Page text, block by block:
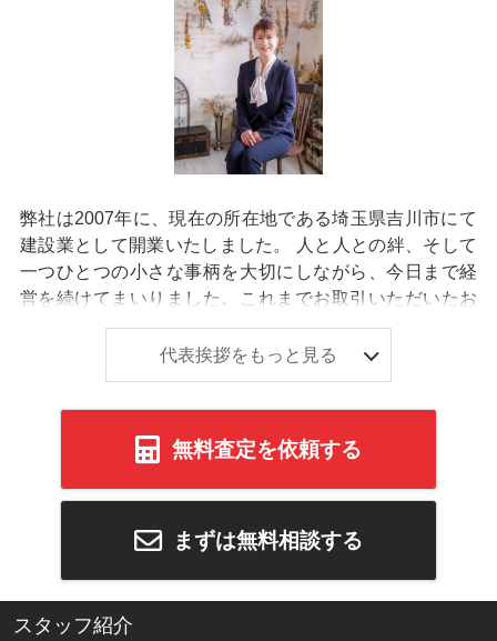
なご相談にも柔軟に対応いたします。 お客様から「任せ
て良かった！」と言っていただけることが、私たちにと
って何よりの喜びであり、仕事のやりがいです。 不動産
に関することなら、どんな些細なことでもお気軽にご相
談ください。 皆さまのご来店・お問い合わせを心よりお
待ちしております。
弊社は2007年に、現在の所在地である埼玉県吉川市にて
建設業として開業いたしました。 人と人との絆、そして
一つひとつの小さな事柄を大切にしながら、今日まで経
営を続けてまいりました。これまでお取引いただいたお
客様から新たなお客様をご紹介いただく機会が多いこと
も、弊社の大きな強みの一つです。 住み替えや相続物件
のご売却など、不動産売買のご事情はお客様ごとにさま
ざまです。 土地をご売却される際に必要となることの多
い建物の解体はもちろん、中古物件を購入してご自身の
好みにリフォームしたい、あるいは注文住宅を建てたい
といった建設に関わるご相談にも幅広く対応しておりま
の専門家と連携し、相続や離婚に伴う売却、任意売却な
につきましても、弊社にて承っております。 さらに、即
代表挨拶をもっと見る
無料査定を依頼する
まずは無料相談する
スタッフ紹介